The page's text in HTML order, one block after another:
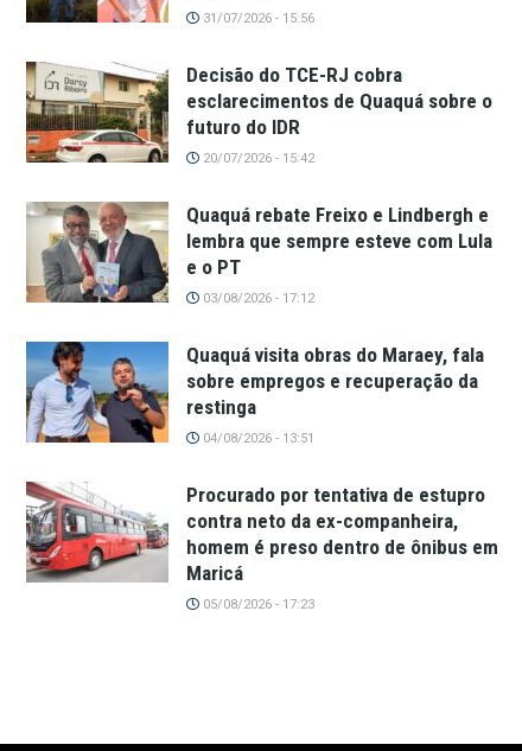
31/07/2026 - 15:56
Decisão do TCE-RJ cobra
esclarecimentos de Quaquá sobre o
futuro do IDR
20/07/2026 - 15:42
Quaquá rebate Freixo e Lindbergh e
lembra que sempre esteve com Lula
e o PT
03/08/2026 - 17:12
Quaquá visita obras do Maraey, fala
sobre empregos e recuperação da
restinga
04/08/2026 - 13:51
Procurado por tentativa de estupro
contra neto da ex-companheira,
homem é preso dentro de ônibus em
Maricá
05/08/2026 - 17:23